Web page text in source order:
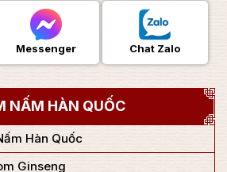
Messenger Chat Zalo
NẤM HÀN QUỐC
Hàn Quốc
Ginseng